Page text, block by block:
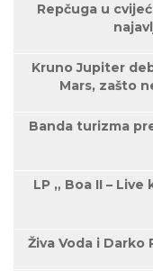
Repčuga u
Kruno Jupiter
Mars, zašto
Banda turizma
LP „ Boa II –
Živa Voda i